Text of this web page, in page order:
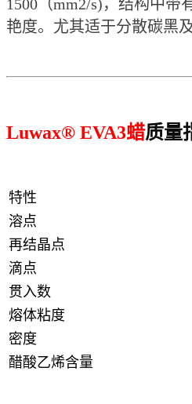
1500（mm2/s)，结构中带
艳度。 尤其适于分散碳黑
Luwax® EVA3蜡质量
特性
溶点
再结晶点
滴点
贯入数
熔体粘度
密度
醋酸乙烯含量